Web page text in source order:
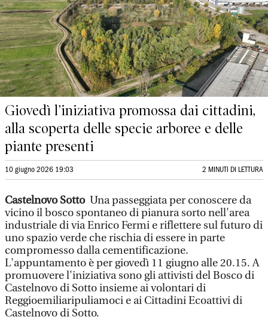
Giovedì l’iniziativa promossa dai cittadini,
alla scoperta delle specie arboree e delle
piante presenti
10 giugno 2026 19:03 2 MINUTI DI LETTURA
Castelnovo Sotto Una passeggiata per conoscere da
vicino il bosco spontaneo di pianura sorto nell'area
industriale di via Enrico Fermi e riflettere sul futuro di
uno spazio verde che rischia di essere in parte
compromesso dalla cementificazione.
L'appuntamento è per giovedì 11 giugno alle 20.15. A
promuovere l'iniziativa sono gli attivisti del Bosco di
Castelnovo di Sotto insieme ai volontari di
Reggioemiliaripuliamoci e ai Cittadini Ecoattivi di
Castelnovo di Sotto.